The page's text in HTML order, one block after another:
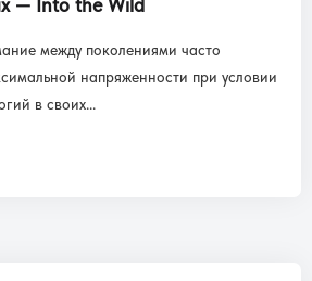
— Into the Wild
между поколениями часто
напряженности при условии
в своих...